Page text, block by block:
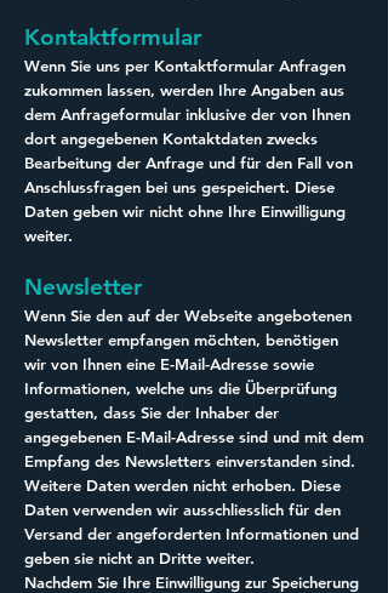
Kontaktformular
Wenn Sie uns per Kontaktformular Anfragen
zukommen lassen, werden Ihre Angaben aus
dem Anfrageformular inklusive der von Ihnen
dort angegebenen Kontaktdaten zwecks
Bearbeitung der Anfrage und für den Fall von
Anschlussfragen bei uns gespeichert. Diese
Daten geben wir nicht ohne Ihre Einwilligung
weiter.
Newsletter
Wenn Sie den auf der Webseite angebotenen
Newsletter empfangen möchten, benötigen
wir von Ihnen eine E-Mail-Adresse sowie
Informationen, welche uns die Überprüfung
gestatten, dass Sie der Inhaber der
angegebenen E-Mail-Adresse sind und mit dem
Empfang des Newsletters einverstanden sind.
Weitere Daten werden nicht erhoben. Diese
Daten verwenden wir ausschliesslich für den
Versand der angeforderten Informationen und
geben sie nicht an Dritte weiter.
Nachdem Sie Ihre Einwilligung zur Speicherung